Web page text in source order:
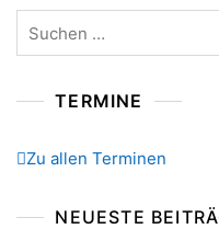
TERMINE
Zu allen Terminen
NEUESTE